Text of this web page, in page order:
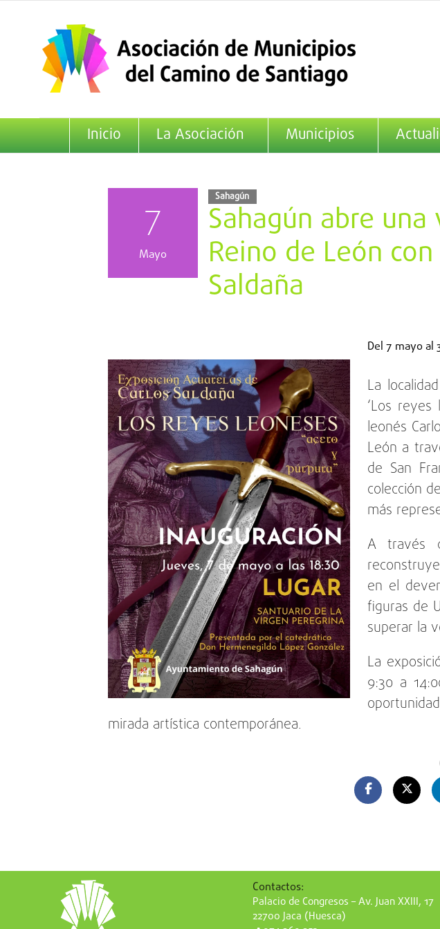
contenido
Inicio La Asociación Municipios
7
Mayo
Sahagún
Sahagún abre
Reino de León
Saldaña
Del 7 mayo al
La
‘Los
leonés
León a
de San
colección
más
A través
en el
figuras de
superar la
La
9:30 a
mirada artística contemporánea.
Contactos:
Palacio de Congresos – Av. Juan XXIII, 17
22700 Jaca (Huesca)